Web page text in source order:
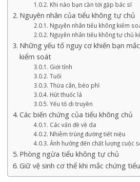
Khi nào bạn cần tới gặp bác sĩ
Nguyên nhân của tiểu không tự chủ
Nguyên nhân tiểu không kiểm
Nguyên nhân tiểu không tự chủ
Những yếu tố nguy cơ khiến bạn
kiểm soát
Giới tính
Tuổi
Thừa cân, béo phì
Hút thuốc lá
Yếu tố di truyền
Các biến chứng của tiểu không chủ
Các vấn đề về da
Nhiễm trùng đường tiết niệu
Ảnh hưởng đến chất lượng cuộc
Phòng ngừa tiểu không tự chủ
Giữ vệ sinh cơ thể khi mắc chứng